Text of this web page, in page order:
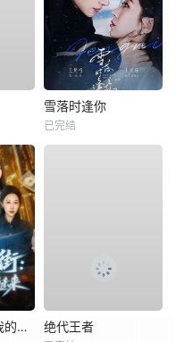
雪落时逢你
已完结
重生华尔街：我的情报系统通未来 绝代王者